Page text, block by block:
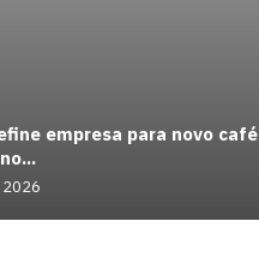
empresa para novo café